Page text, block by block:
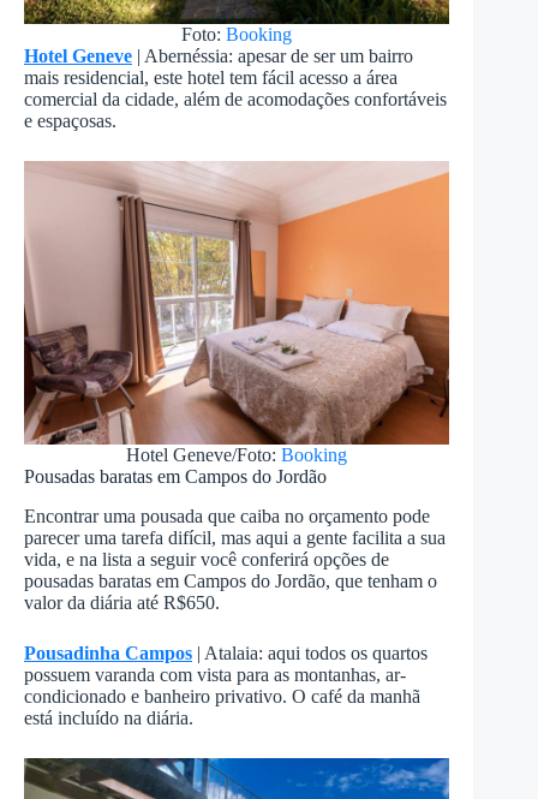
Foto:Booking
Hotel Geneve | Abernéssia: apesar de ser um bairro
mais residencial, este hotel tem fácil acesso a área
comercial da cidade, além de acomodações confortáveis
e espaçosas.
Hotel Geneve/Foto:Booking
Pousadas baratas em Campos do Jordão
Encontrar uma pousada que caiba no orçamento pode
parecer uma tarefa difícil, mas aqui a gente facilita a sua
vida, e na lista a seguir você conferirá opções de
pousadas baratas em Campos do Jordão, que tenham o
valor da diária até R$650.
Pousadinha Campos | Atalaia: aqui todos os quartos
possuem varanda com vista para as montanhas, ar-
condicionado e banheiro privativo. O café da manhã
está incluído na diária.